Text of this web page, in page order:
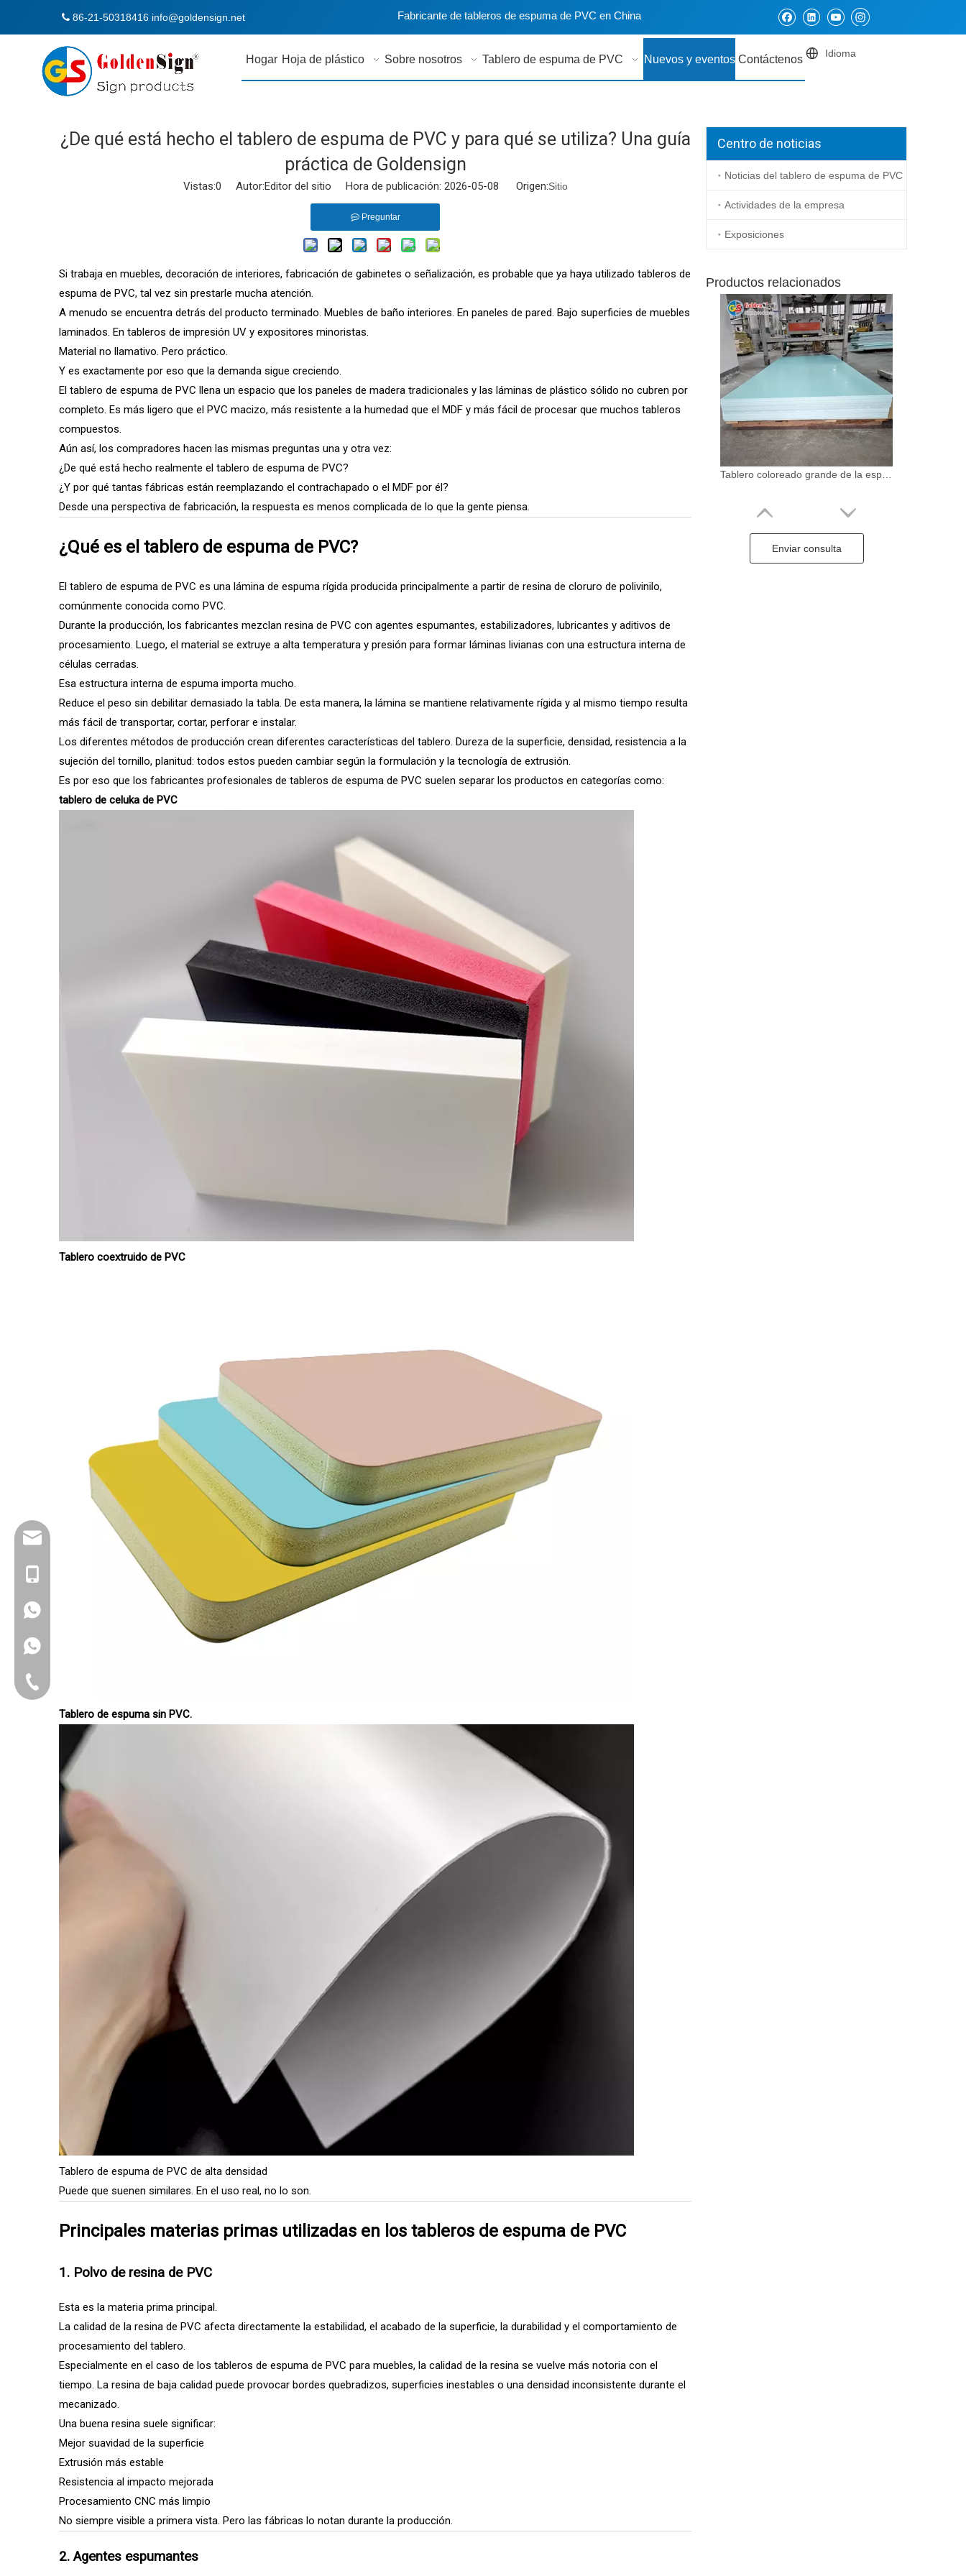
 86-21-50318416 info@goldensign.net Fabricante de tableros de espuma de PVC en China
Hogar Hoja de plástico Sobre nosotros Tablero de espuma de PVC Nuevos y eventos Contáctenos Idioma
¿De qué está hecho el tablero de espuma de PVC y para qué se utiliza? Una guía
práctica de Goldensign
Vistas:0 Autor:Editor del sitio Hora de publicación: 2026-05-08 Origen:Sitio
Preguntar
Si trabaja en muebles, decoración de interiores, fabricación de gabinetes o señalización, es probable que ya haya utilizado tableros de
espuma de PVC, tal vez sin prestarle mucha atención.
A menudo se encuentra detrás del producto terminado. Muebles de baño interiores. En paneles de pared. Bajo superficies de muebles
laminados. En tableros de impresión UV y expositores minoristas.
Material no llamativo. Pero práctico.
Y es exactamente por eso que la demanda sigue creciendo.
El tablero de espuma de PVC llena un espacio que los paneles de madera tradicionales y las láminas de plástico sólido no cubren por
completo. Es más ligero que el PVC macizo, más resistente a la humedad que el MDF y más fácil de procesar que muchos tableros
compuestos.
Aún así, los compradores hacen las mismas preguntas una y otra vez:
¿De qué está hecho realmente el tablero de espuma de PVC?
¿Y por qué tantas fábricas están reemplazando el contrachapado o el MDF por él?
Desde una perspectiva de fabricación, la respuesta es menos complicada de lo que la gente piensa.
¿Qué es el tablero de espuma de PVC?
El tablero de espuma de PVC es una lámina de espuma rígida producida principalmente a partir de resina de cloruro de polivinilo,
comúnmente conocida como PVC.
Durante la producción, los fabricantes mezclan resina de PVC con agentes espumantes, estabilizadores, lubricantes y aditivos de
procesamiento. Luego, el material se extruye a alta temperatura y presión para formar láminas livianas con una estructura interna de
células cerradas.
Esa estructura interna de espuma importa mucho.
Reduce el peso sin debilitar demasiado la tabla. De esta manera, la lámina se mantiene relativamente rígida y al mismo tiempo resulta
más fácil de transportar, cortar, perforar e instalar.
Los diferentes métodos de producción crean diferentes características del tablero. Dureza de la superficie, densidad, resistencia a la
sujeción del tornillo, planitud: todos estos pueden cambiar según la formulación y la tecnología de extrusión.
Es por eso que los fabricantes profesionales de tableros de espuma de PVC suelen separar los productos en categorías como:
tablero de celuka de PVC
Tablero coextruido de PVC
Tablero de espuma sin PVC.
Tablero de espuma de PVC de alta densidad
Puede que suenen similares. En el uso real, no lo son.
Principales materias primas utilizadas en los tableros de espuma de PVC
1. Polvo de resina de PVC
Esta es la materia prima principal.
La calidad de la resina de PVC afecta directamente la estabilidad, el acabado de la superficie, la durabilidad y el comportamiento de
procesamiento del tablero.
Especialmente en el caso de los tableros de espuma de PVC para muebles, la calidad de la resina se vuelve más notoria con el
tiempo. La resina de baja calidad puede provocar bordes quebradizos, superficies inestables o una densidad inconsistente durante el
mecanizado.
Una buena resina suele significar:
Mejor suavidad de la superficie
Extrusión más estable
Resistencia al impacto mejorada
Procesamiento CNC más limpio
No siempre visible a primera vista. Pero las fábricas lo notan durante la producción.
2. Agentes espumantes
Centro de noticias
Noticias del tablero de espuma de PVC
Actividades de la empresa
Exposiciones
Productos relacionados
Enviar consulta
info@goldensign.net
+86 15221358016